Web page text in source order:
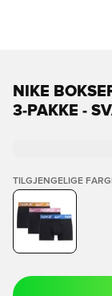
NIKE
3-PAKKE -
TILGJENGELIGE